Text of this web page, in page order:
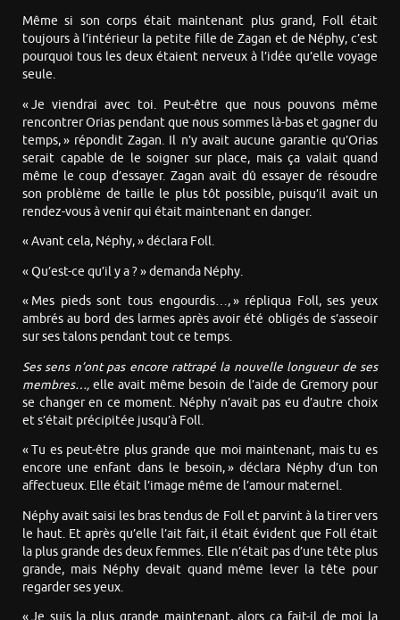
Même si son corps était maintenant plus grand, Foll était
toujours à l’intérieur la petite fille de Zagan et de Néphy, c’est
pourquoi tous les deux étaient nerveux à l’idée qu’elle voyage
seule.
« Je viendrai avec toi. Peut-être que nous pouvons même
rencontrer Orias pendant que nous sommes là-bas et gagner du
temps, » répondit Zagan. Il n’y avait aucune garantie qu’Orias
serait capable de le soigner sur place, mais ça valait quand
même le coup d’essayer. Zagan avait dû essayer de résoudre
son problème de taille le plus tôt possible, puisqu’il avait un
rendez-vous à venir qui était maintenant en danger.
« Avant cela, Néphy, » déclara Foll.
« Qu’est-ce qu’il y a ? » demanda Néphy.
« Mes pieds sont tous engourdis…, » répliqua Foll, ses yeux
ambrés au bord des larmes après avoir été obligés de s’asseoir
sur ses talons pendant tout ce temps.
Ses sens n’ont pas encore rattrapé la nouvelle longueur de ses
membres…,elle avait même besoin de l’aide de Gremory pour
se changer en ce moment. Néphy n’avait pas eu d’autre choix
et s’était précipitée jusqu’à Foll.
« Tu es peut-être plus grande que moi maintenant, mais tu es
encore une enfant dans le besoin, » déclara Néphy d’un ton
affectueux. Elle était l’image même de l’amour maternel.
Néphy avait saisi les bras tendus de Foll et parvint à la tirer vers
le haut. Et après qu’elle l’ait fait, il était évident que Foll était
la plus grande des deux femmes. Elle n’était pas d’une tête plus
grande, mais Néphy devait quand même lever la tête pour
regarder ses yeux.